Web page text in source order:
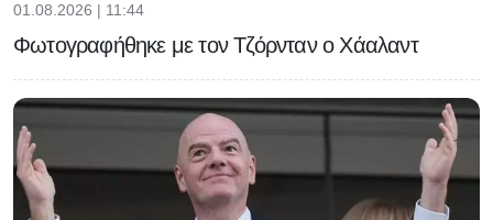
01.08.2026 | 11:44
Φωτογραφήθηκε με τον Τζόρνταν ο Χάαλαντ